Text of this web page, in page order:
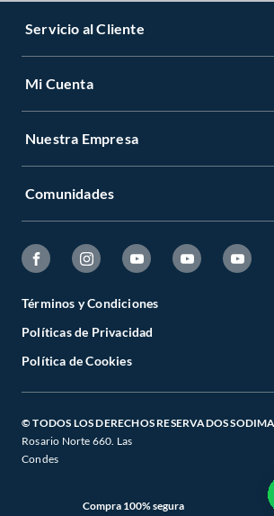
Servicio al Cliente
Mi Cuenta
Nuestra Empresa
Comunidades
Términos y Condiciones
Políticas de Privacidad
Política de Cookies
© TODOS LOS DERECHOS RESERVADOS
Rosario Norte 660. Las
Condes
Compra 100% segura